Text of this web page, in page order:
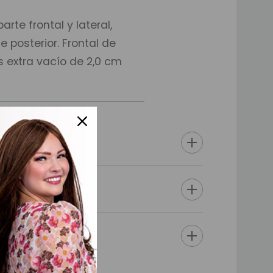
frontal y lateral,
posterior. Frontal de
extra vacío de 2,0 cm
se puede reducir a
las sienes, siéntase
ovalada de 23x24